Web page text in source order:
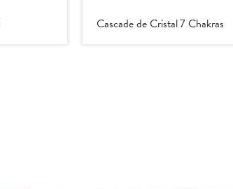
Cascade de Cristal 7 Chakras